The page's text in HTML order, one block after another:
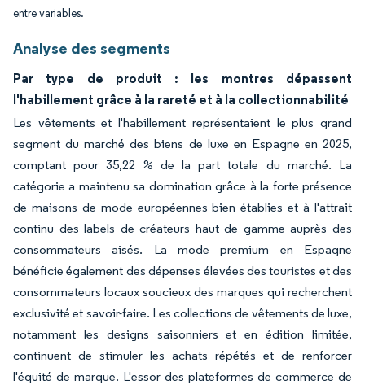
entre variables.
Analyse des segments
Par type de produit : les montres dépassent
l'habillement grâce à la rareté et à la collectionnabilité
Les vêtements et l'habillement représentaient le plus grand
segment du marché des biens de luxe en Espagne en 2025,
comptant pour 35,22 % de la part totale du marché. La
catégorie a maintenu sa domination grâce à la forte présence
de maisons de mode européennes bien établies et à l'attrait
continu des labels de créateurs haut de gamme auprès des
consommateurs aisés. La mode premium en Espagne
bénéficie également des dépenses élevées des touristes et des
consommateurs locaux soucieux des marques qui recherchent
exclusivité et savoir-faire. Les collections de vêtements de luxe,
notamment les designs saisonniers et en édition limitée,
continuent de stimuler les achats répétés et de renforcer
l'équité de marque. L'essor des plateformes de commerce de